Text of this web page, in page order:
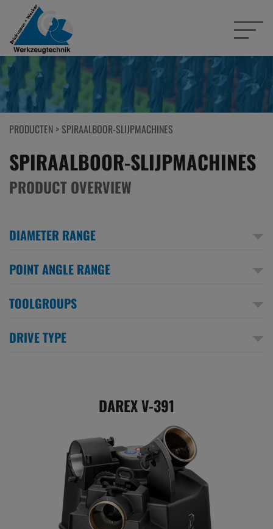
PRODUCTEN > SPIRAALBOOR-SLIJPMACHINES
SPIRAALBOOR-SLIJPMACHINES
PRODUCT OVERVIEW
DIAMETER RANGE
POINT ANGLE RANGE
TOOLGROUPS
DRIVE TYPE
DAREX V-391